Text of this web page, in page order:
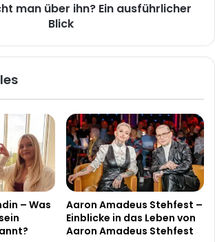
man über ihn? Ein ausführlicher
Blick
– Was
Aaron Amadeus Stehfest –
Einblicke in das Leben von
Aaron Amadeus Stehfest